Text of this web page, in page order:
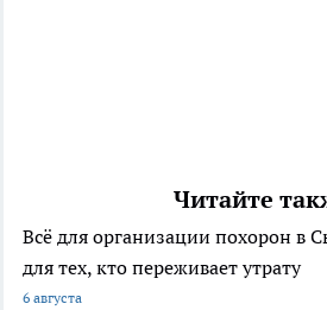
Читайте
Всё для организации похорон в
для тех, кто переживает утрату
6 августа